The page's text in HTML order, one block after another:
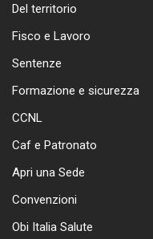
Del territorio
Fisco e Lavoro
Sentenze
Formazione e sicurezza
CCNL
Caf e Patronato
Apri una Sede
Convenzioni
Obi Italia Salute